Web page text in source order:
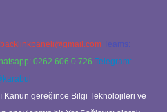
backlinkpaneli@gmail.com Teams:
0262 606 0 726 Telegram:
Kanun gereğince Bilgi Teknolojileri ve